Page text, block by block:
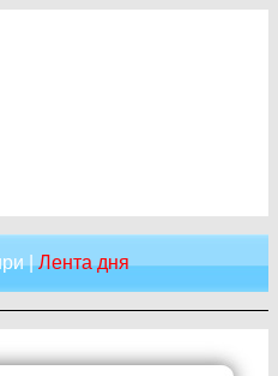
|Лента дня